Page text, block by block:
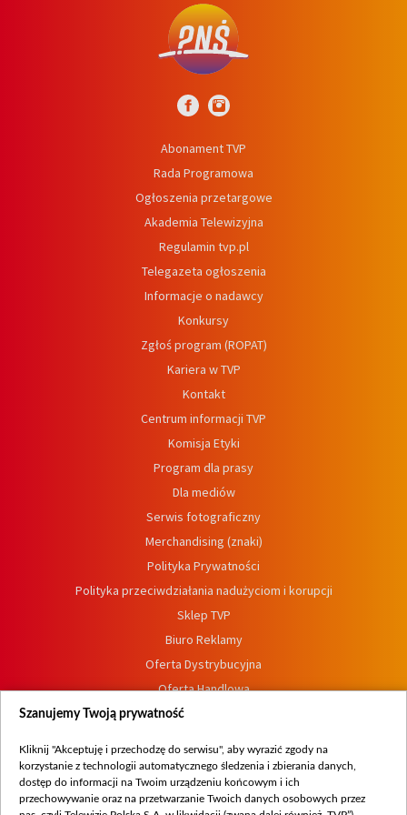
Abonament TVP
Rada Programowa
Ogłoszenia przetargowe
Akademia Telewizyjna
Regulamin tvp.pl
Telegazeta ogłoszenia
Informacje o nadawcy
Konkursy
Zgłoś program (ROPAT)
Kariera w TVP
Kontakt
Centrum informacji TVP
Komisja Etyki
Program dla prasy
Dla mediów
Serwis fotograficzny
Merchandising (znaki)
Polityka Prywatności
Polityka przeciwdziałania nadużyciom i korupcji
Sklep TVP
Biuro Reklamy
Oferta Dystrybucyjna
Oferta Handlowa
Dostępność
Procedura zgłoszeń wewnętrznych
Szanujemy Twoją prywatność
Kliknij "Akceptuję i przechodzę do serwisu", aby wyrazić zgody na
korzystanie z technologii automatycznego śledzenia i zbierania danych,
dostęp do informacji na Twoim urządzeniu końcowym i ich
przechowywanie oraz na przetwarzanie Twoich danych osobowych przez